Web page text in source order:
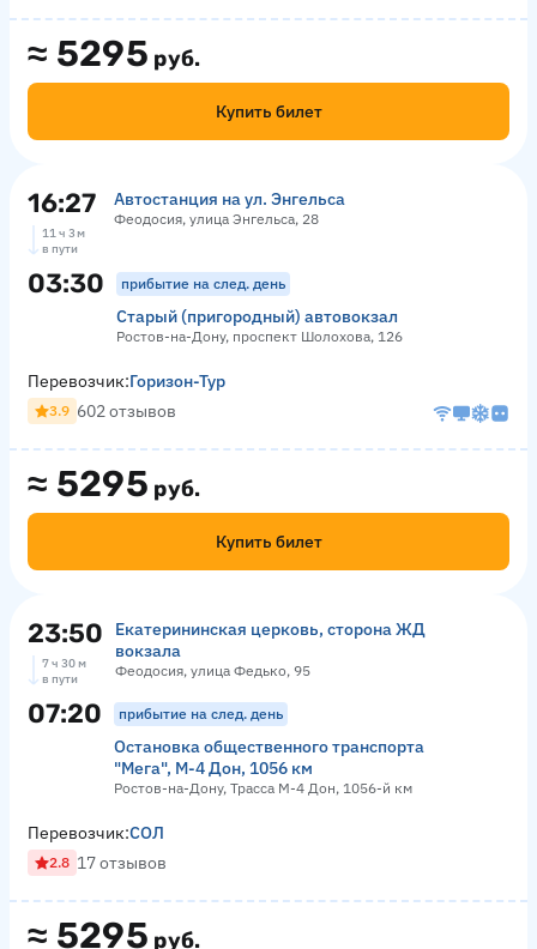
≈ 5295 руб.
Купить билет
16:27 Автостанция на ул. Энгельса
Феодосия, улица Энгельса, 28
11 ч 3 м
в пути
03:30 прибытие на след. день
Старый (пригородный) автовокзал
Ростов-на-Дону, проспект Шолохова, 126
≈ 5295 руб.
Купить билет
Перевозчик:Горизон-Тур
3.9 602 отзывов
23:50
Екатерининская церковь, сторона ЖД
вокзала
Феодосия, улица Федько, 95
7 ч 30 м
в пути
07:20 прибытие на след. день
Остановка общественного транспорта
"Мега", М-4 Дон, 1056 км
Ростов-на-Дону, Трасса М-4 Дон, 1056-й км
≈ 5295 руб.
Перевозчик:СОЛ
2.8 17 отзывов